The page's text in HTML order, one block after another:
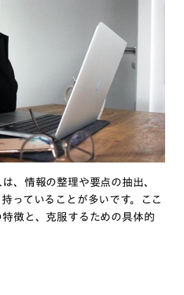
、情報の整理や要点の抽出、
っていることが多いです。ここ
徴と、克服するための具体的